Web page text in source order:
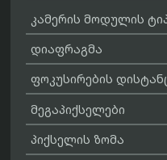
კამერის მოდულის
დიაფრაგმა
ფოკუსირების
მეგაპიქსელები
პიქსელის ზომა